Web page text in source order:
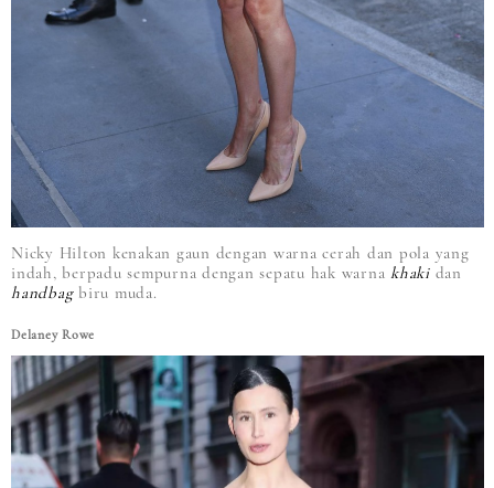
Nicky Hilton kenakan gaun dengan warna cerah dan pola yang
indah, berpadu sempurna dengan sepatu hak warna khakidan
handbagbiru muda.
Delaney Rowe